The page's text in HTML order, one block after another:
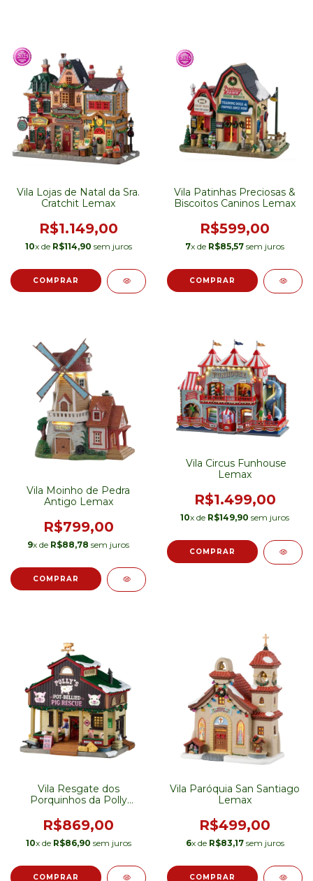
Vila Lojas de Natal da Sra.
Cratchit Lemax
R$1.149,00
10x de R$114,90 sem juros
Vila Patinhas Preciosas &
Biscoitos Caninos Lemax
R$599,00
7x de R$85,57 sem juros
Vila Moinho de Pedra
Antigo Lemax
R$799,00
9x de R$88,78 sem juros
Vila Circus Funhouse
Lemax
R$1.499,00
10x de R$149,90 sem juros
Vila Resgate dos
Porquinhos da Polly
R$869,00
10x de R$86,90 sem juros
Vila Paróquia San Santiago
Lemax
R$499,00
6x de R$83,17sem juros